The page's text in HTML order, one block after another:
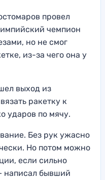
провел
чемпион
но не смог
из-за чего она у
выход из
ракетку к
ударов по мячу.
Без рук ужасно
Но потом можно
если сильно
написал бывший